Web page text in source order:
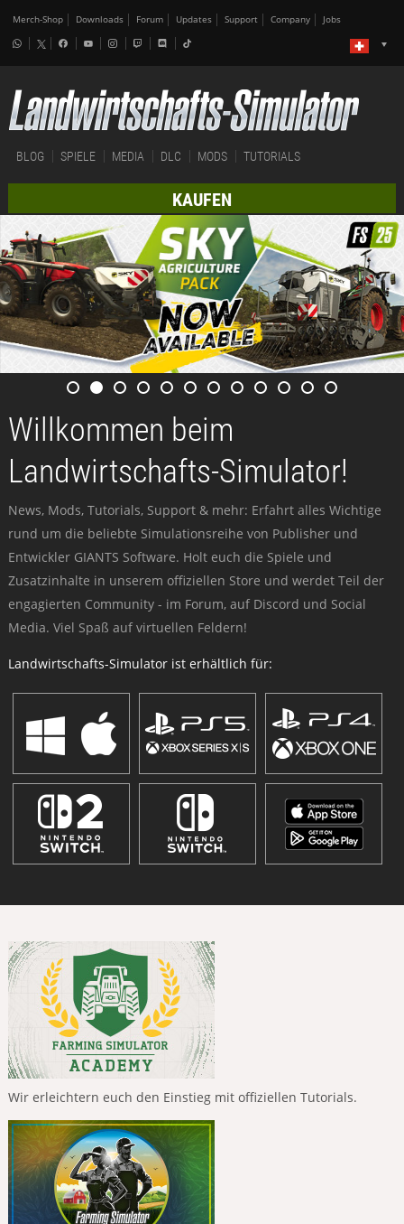
Merch-Shop Downloads Forum Updates Support Company Jobs
BLOG SPIELE MEDIA DLC MODS TUTORIALS
KAUFEN
Willkommen beim
Landwirtschafts-Simulator!
News, Mods, Tutorials, Support & mehr: Erfahrt alles Wichtige
rund um die beliebte Simulationsreihe von Publisher und
Entwickler GIANTS Software. Holt euch die Spiele und
Zusatzinhalte in unserem offiziellen Store und werdet Teil der
engagierten Community - im Forum, auf Discord und Social
Media. Viel Spaß auf virtuellen Feldern!
Landwirtschafts-Simulator ist erhältlich für:
Wir erleichtern euch den Einstieg mit offiziellen Tutorials.